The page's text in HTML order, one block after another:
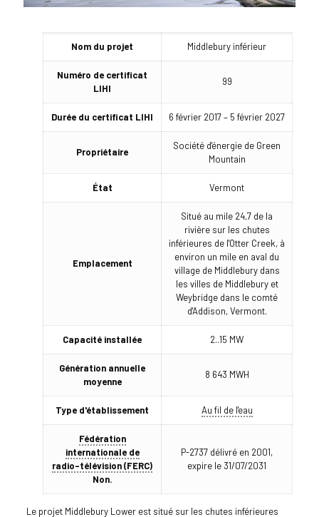
Nom du projet Middlebury inférieur
Numéro de certificat
LIHI
99
Durée du certificat LIHI 6 février 2017 – 5 février 2027
Propriétaire
Société d'énergie de Green
Mountain
État Vermont
Emplacement
Situé au mile 24,7 de la
rivière sur les chutes
inférieures de l'Otter Creek, à
environ un mile en aval du
village de Middlebury dans
les villes de Middlebury et
Weybridge dans le comté
d'Addison, Vermont.
Capacité installée 2..15 MW
Génération annuelle
moyenne
8 643 MWH
Type d'établissement Au fil de l'eau
Fédération
internationale de
radio-télévision (FERC)
Non.
P-2737 délivré en 2001,
expire le 31/07/2031
Le projet Middlebury Lower est situé sur les chutes inférieures